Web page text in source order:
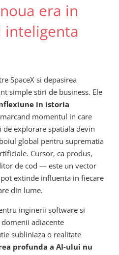
era in
inteligenta
SpaceX si depasirea
simple stiri de business. Ele
in istoria
momentul in care
explorare spatiala devin
global pentru suprematia
Cursor, ca produs,
de cod — este un vector
extinde influenta in fiecare
din lume.
inginerii software si
adiacente
subliniaza o realitate
profunda a AI-ului nu